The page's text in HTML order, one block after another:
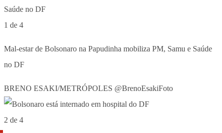
1 de 4
Mal-estar de Bolsonaro na Papudinha mobiliza PM, Samu e Saúde
no DF
BRENO ESAKI/METRÓPOLES @BrenoEsakiFoto
2 de 4